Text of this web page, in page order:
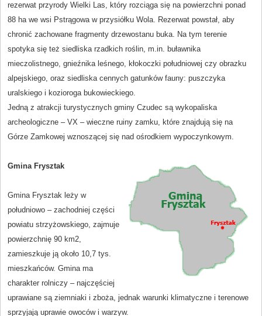
rezerwat przyrody Wielki Las, który rozciąga się na powierzchni ponad
88 ha we wsi Pstrągowa w przysiółku Wola. Rezerwat powstał, aby
chronić zachowane fragmenty drzewostanu buka. Na tym terenie
spotyka się też siedliska rzadkich roślin, m.in. buławnika
mieczolistnego, gnieźnika leśnego, kłokoczki południowej czy obrazku
alpejskiego, oraz siedliska cennych gatunków fauny: puszczyka
uralskiego i kozioroga bukowieckiego.
Jedną z atrakcji turystycznych gminy Czudec są wykopaliska
archeologiczne – VX – wieczne ruiny zamku, które znajdują się na
Górze Zamkowej wznoszącej się nad ośrodkiem wypoczynkowym.
Gmina Frysztak
Gmina Frysztak leży w
południowo – zachodniej części
powiatu strzyżowskiego, zajmuje
powierzchnię 90 km2,
zamieszkuje ją około 10,7 tys.
mieszkańców. Gmina ma
charakter rolniczy – najczęściej
uprawiane są ziemniaki i zboża, jednak warunki klimatyczne i terenowe
sprzyjają uprawie owoców i warzyw.